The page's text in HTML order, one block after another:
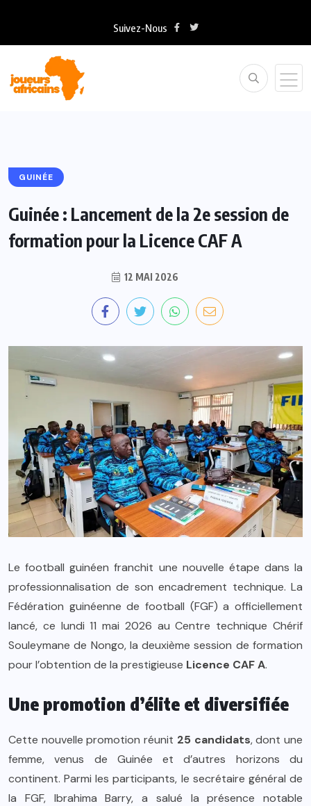
Suivez-Nous
GUINÉE
Guinée : Lancement de la 2e session de
formation pour la Licence CAF A
12 MAI 2026
Le football guinéen franchit une nouvelle étape dans la
professionnalisation de son encadrement technique. La
Fédération guinéenne de football (FGF) a officiellement
lancé, ce lundi 11 mai 2026 au Centre technique Chérif
Souleymane de Nongo, la deuxième session de formation
pour l’obtention de la prestigieuse Licence CAF A.
Une promotion d’élite et diversifiée
Cette nouvelle promotion réunit 25 candidats, dont une
femme, venus de Guinée et d’autres horizons du
continent. Parmi les participants, le secrétaire général de
la FGF, Ibrahima Barry, a salué la présence notable